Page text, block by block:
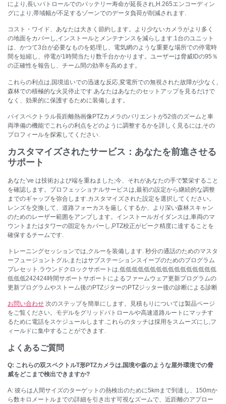
により,長いパトロールでのバッテリー寿命が延長され,H.265エンコーディン
グにより,帯域幅が不足するゾーンでのデータ負荷が削減されます.
コスト・ワイド、あなたは大きく節約します。より少ないカメラがより多く
の地面をカバーし,インストールとメンテナンスを減らします.1台のユニット
は、かつて3台が必要なものを処理し、電気網のような重要な場所での停電時
間を短縮し、停電が1時間当たり数千台かかります。ユーザーは脅威IDの95％
の正確性を報告し、チーム間の効率を高めます。
これらの利点は,国境追いでの迅速な反応,変電所での無視された故障が少なく,
森林での積極的な火災停止です.あなたはあなたのセットアップを見るだけで
なく、効果的に保護するために装備します。
バイスペクトラル長距離熱画像PTZカメラのバリエントが52倍のズームと車
両準備の機能でこれらの利点をどのように調整するかを詳しく見るには,その
プロフィールを探索してください.
カスタマイズされたサービス：あなたを前進させる
サポート
あなた’ve は技術および端を重ねました;今、それがあなたの手で繁栄すること
を確認します。プロフェッショナルサービスは,最初の設定から継続的な調整
までのギャップを弥合します.カスタマイズされた設定を選択してください。
レンズを交換して、道路フォーカスを厳しくするか、より深い森林スキャン
のためのレーザー範囲をアンプします。インストールガイダンスは,車両のマ
ウントまたはタワーの固定をカバーし,PTZ校正がピーク精度に達することを
確保するチームです.
トレーニングセッションでは,クルーを装備します. 秒分の通話のためのマスタ
ーフュージョントグル,またはサブステーションスイープのためのプログラム
プレセット.ラウンドクロックサポートは,低低低低低低低低低低低低低低低低
低低低242424時間サポートサポートによるファームウェア更新プログラムの
更新プログラムやストーム後のPTZジターのPTZジッター後の診断による診断
お問い合わせ 次のステップを簡単にします。見積もりについては製品ページ
をご覧ください。モデルをグリッドパトロールや高速道路ルートにマッチす
るために電話をスケジュールします.これらのタッチは採用をスムーズにし,フ
ィールドに集中することができます.
よくあるご質問
Q: これらの双スペクトルT形PTZカメラは,国境や森のような屋外環境での脅
威をどこまで検出できますか?
A: 彼らは人間サイズのターゲットの熱検出のために5kmまで到達し、150mか
ら数キロメートルまでの詳細を引き出す可視なズームで、近距離のアプロー